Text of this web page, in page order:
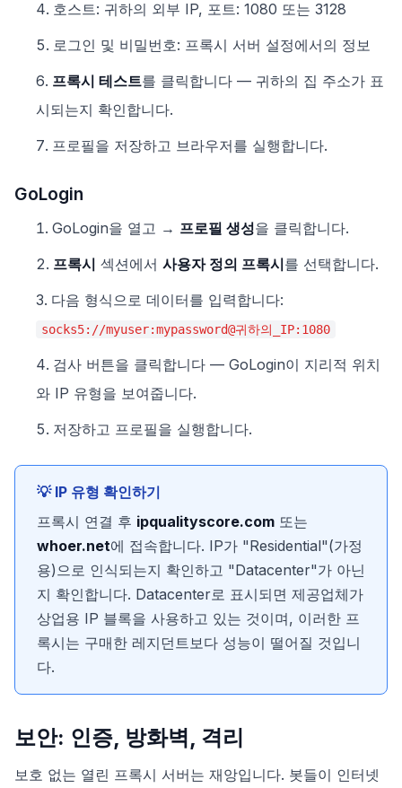
호스트: 귀하의 외부 IP, 포트: 1080 또는 3128
로그인 및 비밀번호: 프록시 서버 설정에서의 정보
프록시 테스트를 클릭합니다 — 귀하의 집 주소가 표
시되는지 확인합니다.
프로필을 저장하고 브라우저를 실행합니다.
GoLogin
GoLogin을 열고 → 프로필 생성을 클릭합니다.
프록시 섹션에서 사용자 정의 프록시를 선택합니다.
다음 형식으로 데이터를 입력합니다:
socks5://myuser:mypassword@귀하의_IP:1080
검사 버튼을 클릭합니다 — GoLogin이 지리적 위치
와 IP 유형을 보여줍니다.
저장하고 프로필을 실행합니다.
💡 IP 유형 확인하기
프록시 연결 후 ipqualityscore.com 또는
whoer.net에 접속합니다. IP가 "Residential"(가정
용)으로 인식되는지 확인하고 "Datacenter"가 아닌
지 확인합니다. Datacenter로 표시되면 제공업체가
상업용 IP 블록을 사용하고 있는 것이며, 이러한 프
록시는 구매한 레지던트보다 성능이 떨어질 것입니
다.
보안: 인증, 방화벽, 격리
보호 없는 열린 프록시 서버는 재앙입니다. 봇들이 인터넷